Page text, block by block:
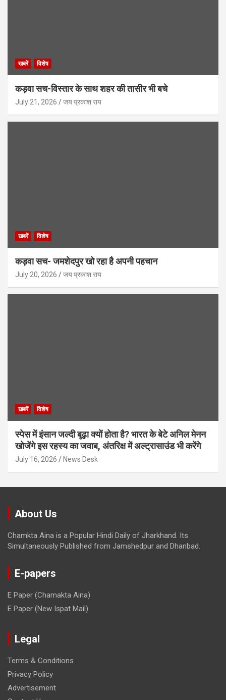
खबरें विशेष
कड़वा सच-विस्तार के साथ शहर की तासीर भी बचे
July 21, 2026 जय प्रकाश राय
खबरें विशेष
कड़वा सच- जमशेदपुर खो रहा है अपनी पहचान
July 20, 2026 जय प्रकाश राय
खबरें विशेष
स्पेस में इंसान जल्दी बूढ़ा क्यों होता है? भारत के बेटे अनिल मेनन
खोजेंगे इस रहस्य का जवाब, अंतरिक्ष में अल्ट्रासाउंड भी करेंगे
July 16, 2026 News Desk
About Us
Chamkta Aina is a Popular Hindi Daily of Jharkhand. Its
Simultaneously Published from Jamshedpur and Dhanbad.
E-papers
E Paper (Chamakta Aina)
E Paper (New Ispat Mail)
Legal
Terms & Conditions
Privacy Policy
Advertisement